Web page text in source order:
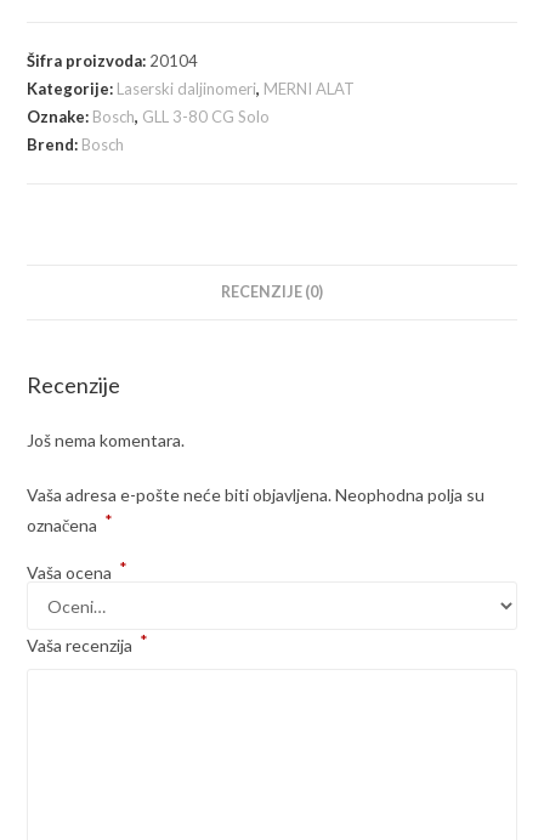
80
CG
Solo
+
zelenim
Bluetooth
(0601063T03)
količina
Šifra proizvoda: 20104
Kategorije: Laserski daljinomeri, MERNI ALAT
Oznake: Bosch, GLL 3-80 CG Solo
Brend: Bosch
RECENZIJE (0)
Recenzije
Još nema komentara.
Vaša adresa e-pošte neće biti objavljena. Neophodna polja su
označena *
Vaša ocena *
Vaša recenzija *